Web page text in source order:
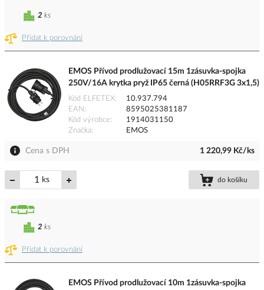
Přidat k porovnání
2 ks
EMOS Přívod prodlužovací 15m 1zásuvka-spojka
250V/16A krytka pryž IP65 černá (H05RRF3G 3x1,5)
Kód ELFETEX
10.937.794
EAN
8595025381187
Kód výrobce
1914031150
Značka
EMOS
Cena s DPH 1 220,99 Kč/ks
ks do košíku
Přidat k porovnání
2 ks
EMOS Přívod prodlužovací 10m 1zásuvka-spojka